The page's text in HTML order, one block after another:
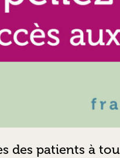
des patients à